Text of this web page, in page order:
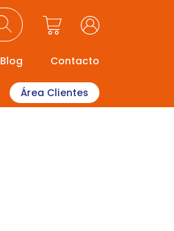
Blog Contacto
Área Clientes